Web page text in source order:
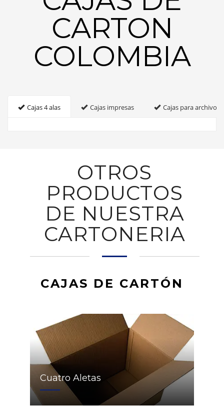
CARTON
COLOMBIA
Cajas 4 alas Cajas impresas Cajas para archivo
OTROS
PRODUCTOS
DE NUESTRA
CARTONERIA
CAJAS DE CARTÓN
Cuatro Aletas